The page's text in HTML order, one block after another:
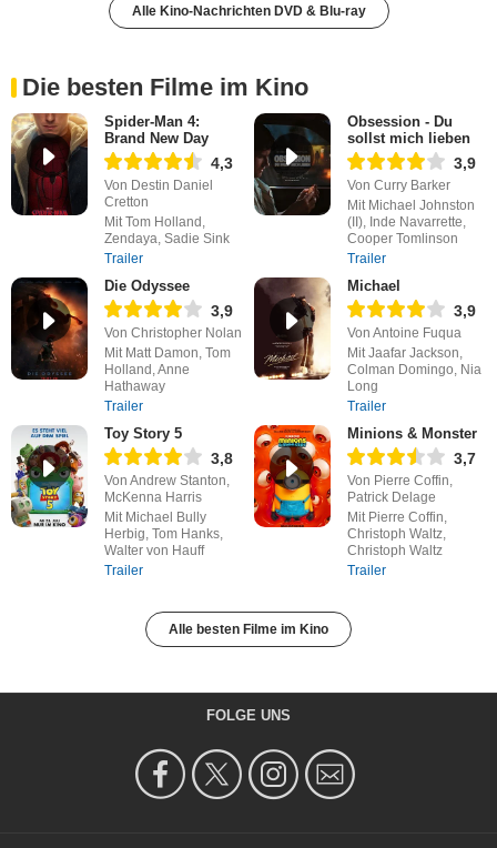
Alle Kino-Nachrichten DVD & Blu-ray
Die besten Filme im Kino
Spider-Man 4:
Brand New Day
4,3
Von Destin Daniel
Cretton
Mit Tom Holland,
Zendaya, Sadie Sink
Trailer
Obsession - Du
sollst mich lieben
3,9
Von Curry Barker
Mit Michael Johnston
(II), Inde Navarrette,
Cooper Tomlinson
Trailer
Die Odyssee
3,9
Von Christopher Nolan
Mit Matt Damon, Tom
Holland, Anne
Hathaway
Trailer
Michael
3,9
Von Antoine Fuqua
Mit Jaafar Jackson,
Colman Domingo, Nia
Long
Trailer
Toy Story 5
3,8
Von Andrew Stanton,
McKenna Harris
Mit Michael Bully
Herbig, Tom Hanks,
Walter von Hauff
Trailer
Minions & Monster
3,7
Von Pierre Coffin,
Patrick Delage
Mit Pierre Coffin,
Christoph Waltz,
Christoph Waltz
Trailer
Alle besten Filme im Kino
FOLGE UNS